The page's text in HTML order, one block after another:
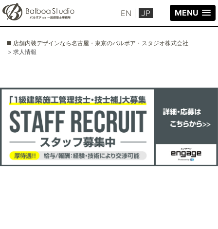
EN JP MENU
■ 店舗内装デザインなら名古屋・東京のバルボア・スタジオ株式会社
> 求人情報